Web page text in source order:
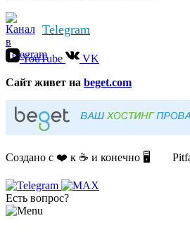
Telegram
YouTube
VK
Cайт живет на beget.com
Создано с ❤️ к ☕️ и конечно 🖥️
Есть вопрос?